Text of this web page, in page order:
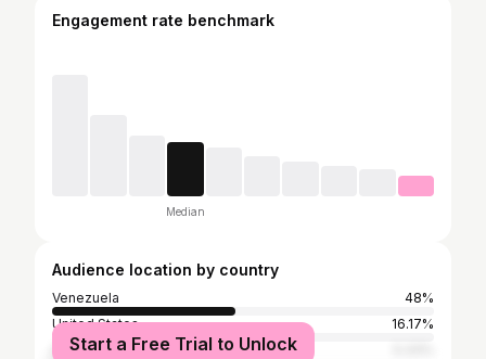
Engagement rate benchmark
Median
Audience location by country
Venezuela
48%
United States
16.17%
Spain
Start a Free Trial to Unlock